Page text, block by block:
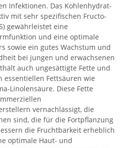
Infektionen. Das Kohlenhydrat-
mit sehr spezifischen Fructo-
gewährleistet eine
und eine optimale
sowie ein gutes Wachstum und
bei jungen und erwachsenen
auch ungesättigte Fette und
essentiellen Fettsäuren wie
Linolensäure. Diese Fette
vernachlässigt, die
sind, die für die Fortpflanzung
die Fruchtbarkeit erheblich
optimale Haut- und